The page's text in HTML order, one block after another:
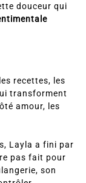
douceur qui
recettes, les
transforment
amour, les
Layla a fini par
pas fait pour
son